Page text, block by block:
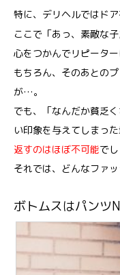
特に、デリヘルではド
ここで「あっ、素敵な
心をつかんでリピーター
もちろん、そのあとの
が…。
でも、「なんだか貧乏
い印象を与えてしまっ
返すのはほぼ不可能でし
それでは、どんなファ
ボトムスはパンツ